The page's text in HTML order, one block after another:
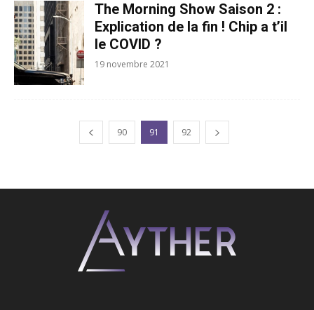
The Morning Show Saison 2 :
Explication de la fin ! Chip a t’il
le COVID ?
19 novembre 2021
90 91 92